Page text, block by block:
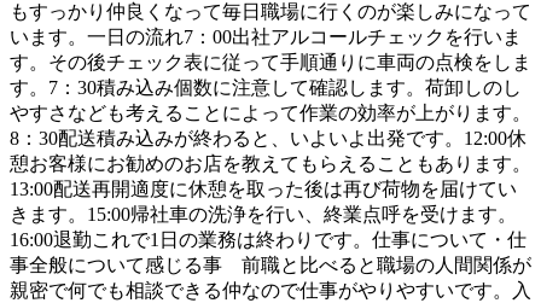
もすっかり仲良くなって毎日職場に行くのが楽しみになって
います。一日の流れ7：00出社アルコールチェックを行いま
す。その後チェック表に従って手順通りに車両の点検をしま
す。7：30積み込み個数に注意して確認します。荷卸しのし
やすさなども考えることによって作業の効率が上がります。
8：30配送積み込みが終わると、いよいよ出発です。12:00休
憩お客様にお勧めのお店を教えてもらえることもあります。
13:00配送再開適度に休憩を取った後は再び荷物を届けてい
きます。15:00帰社車の洗浄を行い、終業点呼を受けます。
16:00退勤これで1日の業務は終わりです。仕事について・仕
事全般について感じる事 前職と比べると職場の人間関係が
親密で何でも相談できる仲なので仕事がやりやすいです。入